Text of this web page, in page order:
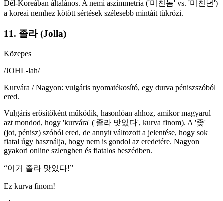
Dél-Koreában általános. A nemi aszimmetria ('미친놈' vs. '미친년')
a koreai nemhez kötött sértések szélesebb mintáit tükrözi.
11. 졸라 (Jolla)
Közepes
/JOHL-lah/
Kurvára / Nagyon: vulgáris nyomatékosító, egy durva péniszszóból
ered.
Vulgáris erősítőként működik, hasonlóan ahhoz, amikor magyarul
azt mondod, hogy 'kurvára' ('졸라 맛있다', kurva finom). A '좆'
(jot, pénisz) szóból ered, de annyit változott a jelentése, hogy sok
fiatal úgy használja, hogy nem is gondol az eredetére. Nagyon
gyakori online szlengben és fiatalos beszédben.
“이거 졸라 맛있다!”
Ez kurva finom!